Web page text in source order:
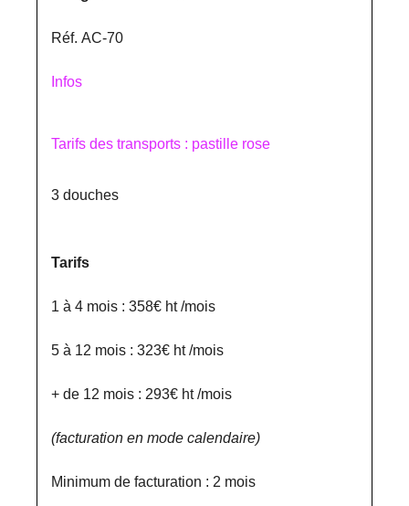
Réf. AC-70
Infos
Tarifs des transports : pastille rose
3 douches
Tarifs
1 à 4 mois : 358€ ht /mois
5 à 12 mois : 323€ ht /mois
+ de 12 mois : 293€ ht /mois
(facturation en mode calendaire)
Minimum de facturation : 2 mois